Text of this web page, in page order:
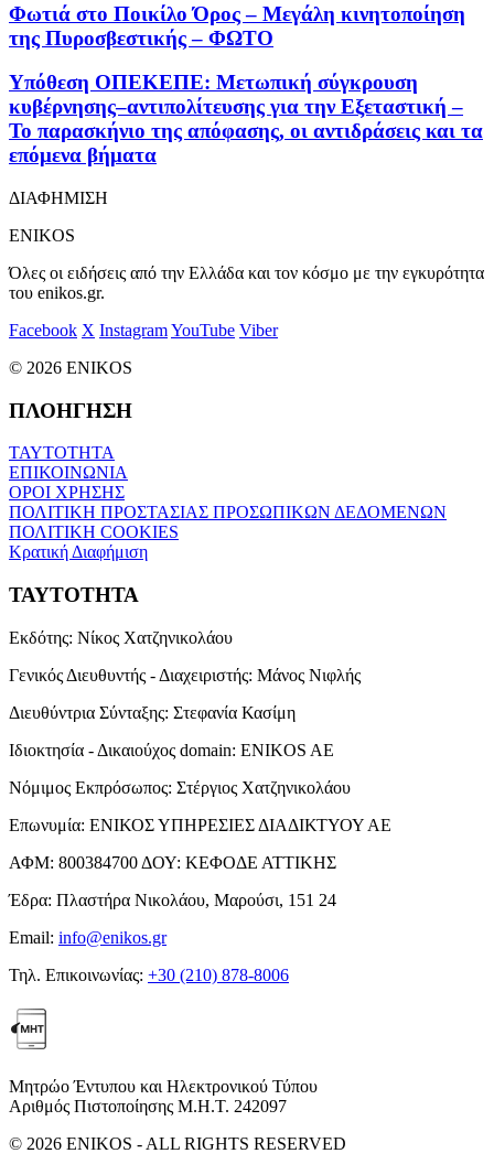
Φωτιά στο Ποικίλο Όρος – Μεγάλη κινητοποίηση
της Πυροσβεστικής – ΦΩΤΟ
Υπόθεση ΟΠΕΚΕΠΕ: Μετωπική σύγκρουση
κυβέρνησης–αντιπολίτευσης για την Εξεταστική –
Το παρασκήνιο της απόφασης, οι αντιδράσεις και τα
επόμενα βήματα
ΔΙΑΦΗΜΙΣΗ
ENIKOS
Όλες οι ειδήσεις από την Ελλάδα και τον κόσμο με την εγκυρότητα
του enikos.gr.
Facebook X InstagramYouTube Viber
© 2026 ENIKOS
ΠΛΟΗΓΗΣΗ
ΤΑΥΤΟΤΗΤΑ
ΕΠΙΚΟΙΝΩΝΙΑ
ΟΡΟΙ ΧΡΗΣΗΣ
ΠΟΛΙΤΙΚΗ ΠΡΟΣΤΑΣΙΑΣ ΠΡΟΣΩΠΙΚΩΝ ΔΕΔΟΜΕΝΩΝ
ΠΟΛΙΤΙΚΗ COOKIES
Κρατική Διαφήμιση
ΤΑΥΤΟΤΗΤΑ
Εκδότης: Νίκος Χατζηνικολάου
Γενικός Διευθυντής - Διαχειριστής: Μάνος Νιφλής
Διευθύντρια Σύνταξης: Στεφανία Κασίμη
Ιδιοκτησία - Δικαιούχος domain: ENIKOS AE
Νόμιμος Εκπρόσωπος: Στέργιος Χατζηνικολάου
Επωνυμία: ΕΝΙΚΟΣ ΥΠΗΡΕΣΙΕΣ ΔΙΑΔΙΚΤΥΟΥ ΑΕ
ΑΦΜ: 800384700 ΔΟΥ: ΚΕΦΟΔΕ ΑΤΤΙΚΗΣ
Έδρα: Πλαστήρα Νικολάου, Μαρούσι, 151 24
Email: info@enikos.gr
Τηλ. Επικοινωνίας: +30 (210) 878-8006
Μητρώο Έντυπου και Ηλεκτρονικού Τύπου
Αριθμός Πιστοποίησης Μ.Η.Τ. 242097
© 2026 ENIKOS - ALL RIGHTS RESERVED